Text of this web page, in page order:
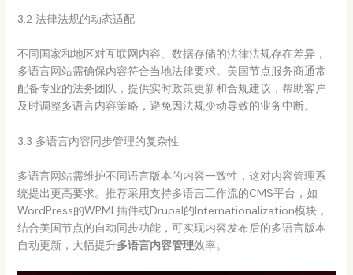
3.2 法律法规的动态适配
不同国家和地区对互联网内容、数据存储的法律法规存在差异，
多语言网站需确保内容符合当地法律要求。美国节点服务商通常
配备专业的法务团队，提供实时政策更新和合规建议，帮助客户
及时调整多语言内容策略，避免因法规变动导致的业务中断。
3.3 多语言内容同步管理的复杂性
多语言网站需维护不同语言版本的内容一致性，这对内容管理系
统提出更高要求。推荐采用支持多语言工作流的CMS平台，如
WordPress的WPML插件或Drupal的Internationalization模块，
结合美国节点的自动同步功能，可实现内容发布后的多语言版本
自动更新，大幅提升多语言内容管理效率。